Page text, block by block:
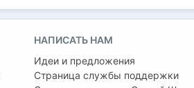
НАПИСАТЬ НАМ
Идеи и предложения
Страница службы поддержки